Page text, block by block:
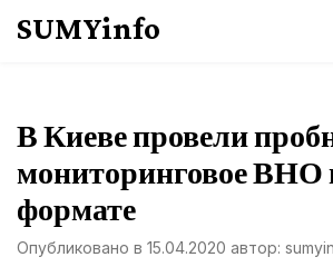
SUMYinfo
В Киеве провели
мониторинговое ВНО
формате
Опубликовано в 15.04.2020 автор: